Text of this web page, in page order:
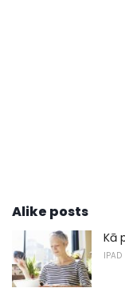
Alike posts
Kā
IPAD